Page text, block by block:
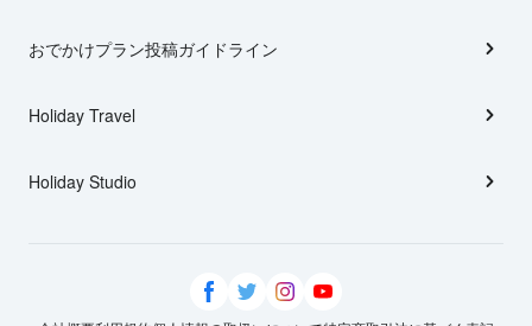
おでかけプラン投稿ガイドライン
Holiday Travel
Holiday Studio